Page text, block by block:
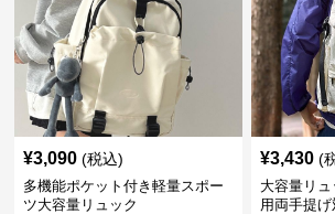
¥3,090 (税込)
多機能ポケット付き軽量スポー
ツ大容量リュック
¥3,430 (
大容量リ
用両手提げ